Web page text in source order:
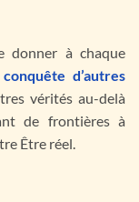
donner à chaque
conquête d’autres
vérités au-delà
de frontières à
Être réel.